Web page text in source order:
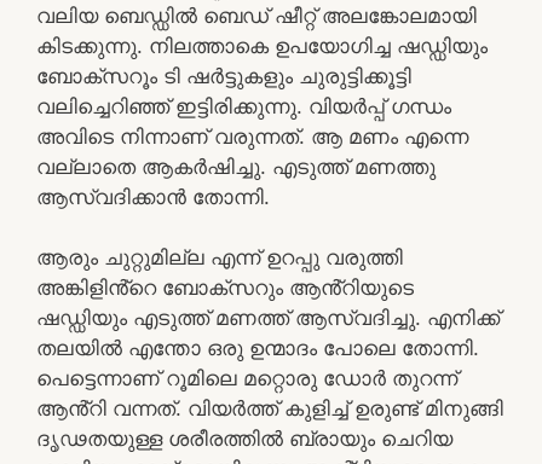
വലിയ ബെഡ്ഡിൽ ബെഡ് ഷീറ്റ് അലങ്കോലമായി
കിടക്കുന്നു. നിലത്താകെ ഉപയോഗിച്ച ഷഡ്ഡിയും
ബോക്സറൂം ടി ഷർട്ടുകളും ചുരുട്ടിക്കൂട്ടി
വലിച്ചെറിഞ്ഞ് ഇട്ടിരിക്കുന്നു. വിയർപ്പ് ഗന്ധം
അവിടെ നിന്നാണ് വരുന്നത്. ആ മണം എന്നെ
വല്ലാതെ ആകർഷിച്ചു. എടുത്ത് മണത്തു
ആസ്വദിക്കാൻ തോന്നി.
ആരും ചുറ്റുമില്ല എന്ന് ഉറപ്പു വരുത്തി
അങ്കിളിൻ്റെ ബോക്സറും ആൻ്റിയുടെ
ഷഡ്ഡിയും എടുത്ത് മണത്ത് ആസ്വദിച്ചു. എനിക്ക്
തലയിൽ എന്തോ ഒരു ഉന്മാദം പോലെ തോന്നി.
പെട്ടെന്നാണ് റൂമിലെ മറ്റൊരു ഡോർ തുറന്ന്
ആൻ്റി വന്നത്. വിയർത്ത് കുളിച്ച് ഉരുണ്ട് മിനുങ്ങി
ദൃഢതയുള്ള ശരീരത്തിൽ ബ്രായും ചെറിയ